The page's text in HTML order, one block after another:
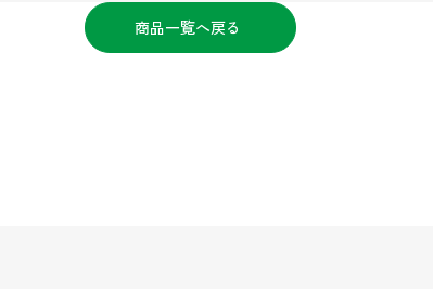
商品一覧へ戻る